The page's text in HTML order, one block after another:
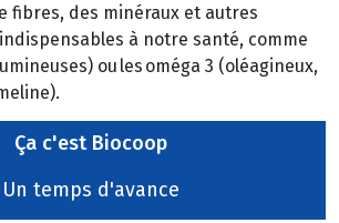
fibres, des minéraux et autres
à notre santé, comme
ou les oméga 3 (oléagineux,
Ça c'est Biocoop
Un temps d'avance